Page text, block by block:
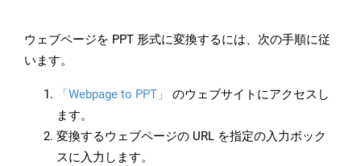
ウェブページを PPT 形式に変換するには、次の手順に従
います。
「Webpage to PPT」
のウェブサイトにアクセスし
ます。
変換するウェブページの URL を指定の入力ボック
スに入力します。